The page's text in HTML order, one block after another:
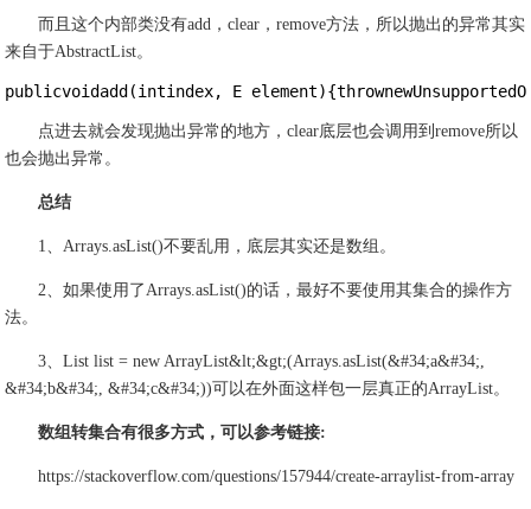
而且这个内部类没有add，clear，remove方法，所以抛出的异常其实
来自于AbstractList。
publicvoidadd(intindex, E
点进去就会发现抛出异常的地方，clear底层也会调用到remove所以
也会抛出异常。
总结
1、Arrays.asList()不要乱用，底层其实还是数组。
2、如果使用了Arrays.asList()的话，最好不要使用其集合的操作方
法。
3、List list = new ArrayList&lt;&gt;(Arrays.asList(&#34;a&#34;,
&#34;b&#34;, &#34;c&#34;))可以在外面这样包一层真正的ArrayList。
数组转集合有很多方式，可以参考链接:
https://stackoverflow.com/questions/157944/create-arraylist-from-array